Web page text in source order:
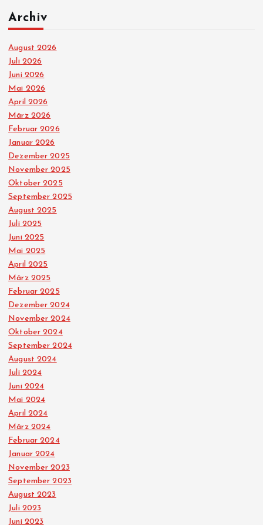
Archiv
August 2026
Juli 2026
Juni 2026
Mai 2026
April 2026
März 2026
Februar 2026
Januar 2026
Dezember 2025
November 2025
Oktober 2025
September 2025
August 2025
Juli 2025
Juni 2025
Mai 2025
April 2025
März 2025
Februar 2025
Dezember 2024
November 2024
Oktober 2024
September 2024
August 2024
Juli 2024
Juni 2024
Mai 2024
April 2024
März 2024
Februar 2024
Januar 2024
November 2023
September 2023
August 2023
Juli 2023
Juni 2023